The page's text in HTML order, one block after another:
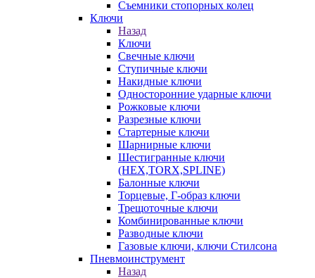
Съемники стопорных колец
Ключи
Назад
Ключи
Свечные ключи
Ступичные ключи
Накидные ключи
Односторонние ударные ключи
Рожковые ключи
Разрезные ключи
Стартерные ключи
Шарнирные ключи
Шестигранные ключи
(HEX,TORX,SPLINE)
Балонные ключи
Торцевые, Г-образ ключи
Трещоточные ключи
Комбинированные ключи
Разводные ключи
Газовые ключи, ключи Стилсона
Пневмоинструмент
Назад